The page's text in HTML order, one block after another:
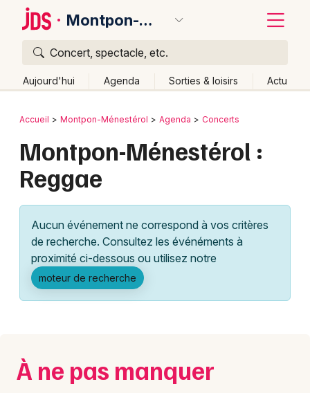
Montpon-Ménestérol
Concert, spectacle, etc.
Aujourd'hui Agenda Sorties & loisirs Actu
Publier un événement
Grands événements
Activité & Expérience
Manifestations
Foires & salons
Concerts
Bordeaux
Colmar
Lille
Lyon
Marseille
Mulhouse
Nice
Retour
Accueil Montpon-Ménestérol Agenda Concerts
Montpon-Ménestérol :
Reggae
Aucun événement ne correspond à vos critères
de recherche. Consultez les événéments à
proximité ci-dessous ou utilisez notre
moteur de recherche
À ne pas manquer
Quoi ?
Où ?
Aquitaine
Partout Près de moi Changer de lieu
Quand ?
Aujourd'hui
Demain Ce week-end Autre